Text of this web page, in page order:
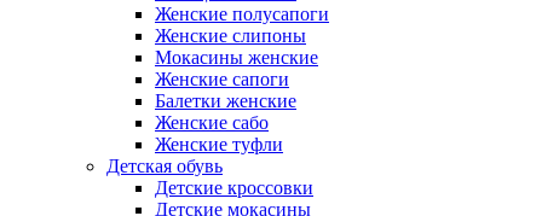
Женские полусапоги
Женские слипоны
Мокасины женские
Женские сапоги
Балетки женские
Женские сабо
Женские туфли
Детская обувь
Детские кроссовки
Детские мокасины